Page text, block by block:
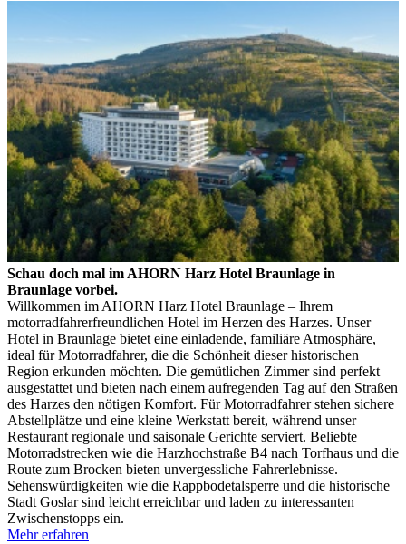
Schau doch mal im AHORN Harz Hotel Braunlage in
Braunlage vorbei.
Willkommen im AHORN Harz Hotel Braunlage – Ihrem
motorradfahrerfreundlichen Hotel im Herzen des Harzes. Unser
Hotel in Braunlage bietet eine einladende, familiäre Atmosphäre,
ideal für Motorradfahrer, die die Schönheit dieser historischen
Region erkunden möchten. Die gemütlichen Zimmer sind perfekt
ausgestattet und bieten nach einem aufregenden Tag auf den Straßen
des Harzes den nötigen Komfort. Für Motorradfahrer stehen sichere
Abstellplätze und eine kleine Werkstatt bereit, während unser
Restaurant regionale und saisonale Gerichte serviert. Beliebte
Motorradstrecken wie die Harzhochstraße B4 nach Torfhaus und die
Route zum Brocken bieten unvergessliche Fahrerlebnisse.
Sehenswürdigkeiten wie die Rappbodetalsperre und die historische
Stadt Goslar sind leicht erreichbar und laden zu interessanten
Zwischenstopps ein.
Mehr erfahren